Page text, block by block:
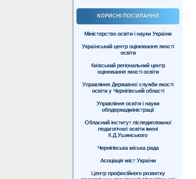
КОРИСНІ ПОСИЛАННЯ
Міністерство освіти і науки України
Український центр оцінювання якості
освіти
Київський регіональний центр
оцінювання якості освіти
Управління Державної служби якості
освіти у Чернігівській області
Управління освіти і науки
облдержадміністрації
Обласний інститут післядипломної
педагогічної освіти імені
К.Д.Ушинського
Чернігівська міська рада
Асоціація міст України
Центр професійного розвитку